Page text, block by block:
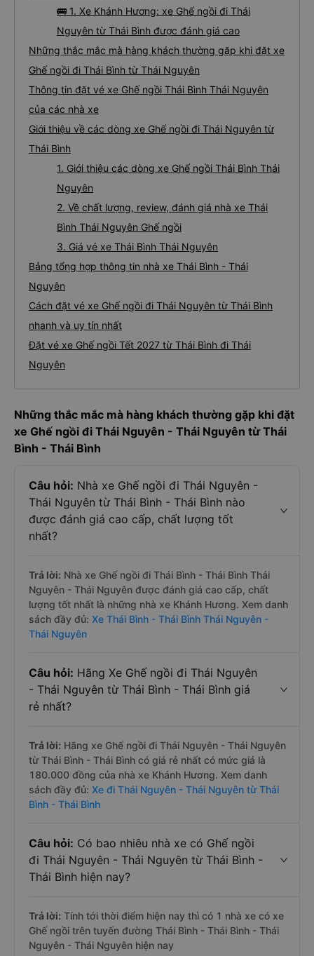
🚌 1. Xe Khánh Hương: xe Ghế ngồi đi Thái
Nguyên từ Thái Bình được đánh giá cao
Những thắc mắc mà hàng khách thường gặp khi đặt xe
Ghế ngồi đi Thái Bình từ Thái Nguyên
Thông tin đặt vé xe Ghế ngồi Thái Bình Thái Nguyên
của các nhà xe
Giới thiệu về các dòng xe Ghế ngồi đi Thái Nguyên từ
Thái Bình
1. Giới thiệu các dòng xe Ghế ngồi Thái Bình Thái
Nguyên
2. Về chất lượng, review, đánh giá nhà xe Thái
Bình Thái Nguyên Ghế ngồi
3. Giá vé xe Thái Bình Thái Nguyên
Bảng tổng hợp thông tin nhà xe Thái Bình - Thái
Nguyên
Cách đặt vé xe Ghế ngồi đi Thái Nguyên từ Thái Bình
nhanh và uy tín nhất
Đặt vé xe Ghế ngồi Tết 2027 từ Thái Bình đi Thái
Nguyên
Những thắc mắc mà hàng khách thường gặp khi đặt
xe Ghế ngồi đi Thái Nguyên - Thái Nguyên từ Thái
Bình - Thái Bình
Câu hỏi: Nhà xe Ghế ngồi đi Thái Nguyên -
Thái Nguyên từ Thái Bình - Thái Bình nào
được đánh giá cao cấp, chất lượng tốt
nhất?
Trả lời: Nhà xe Ghế ngồi đi Thái Bình - Thái Bình Thái
Nguyên - Thái Nguyên được đánh giá cao cấp, chất
lượng tốt nhất là những nhà xe Khánh Hương. Xem danh
sách đầy đủ: Xe Thái Bình - Thái Bình Thái Nguyên -
Thái Nguyên
Câu hỏi: Hãng Xe Ghế ngồi đi Thái Nguyên
- Thái Nguyên từ Thái Bình - Thái Bình giá
rẻ nhất?
Trả lời: Hãng xe Ghế ngồi đi Thái Nguyên - Thái Nguyên
từ Thái Bình - Thái Bình có giá rẻ nhất có mức giá là
180.000 đồng của nhà xe Khánh Hương. Xem danh
sách đầy đủ: Xe đi Thái Nguyên - Thái Nguyên từ Thái
Bình - Thái Bình
Câu hỏi: Có bao nhiêu nhà xe có Ghế ngồi
đi Thái Nguyên - Thái Nguyên từ Thái Bình -
Thái Bình hiện nay?
Trả lời: Tính tới thời điểm hiện nay thì có 1 nhà xe có xe
Ghế ngồi trên tuyến đường Thái Bình - Thái Bình - Thái
Nguyên - Thái Nguyên hiện nay